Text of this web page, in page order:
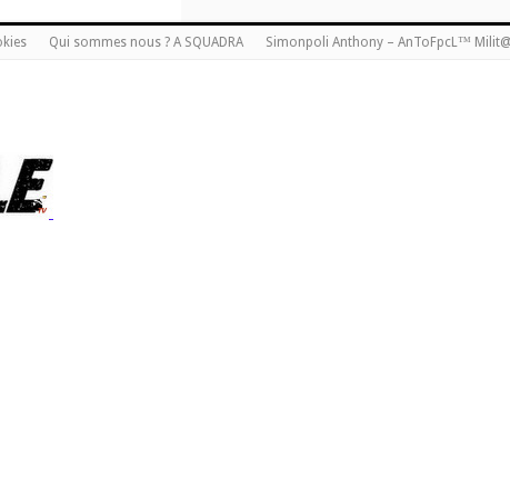
Qui sommes nous ? A SQUADRA Simonpoli Anthony – AnToFpcL™